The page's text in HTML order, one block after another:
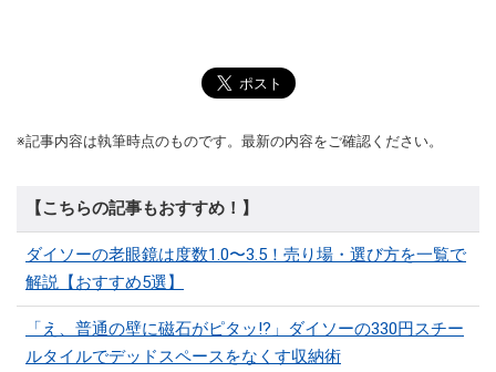
※記事内容は執筆時点のものです。最新の内容をご確認ください。
【こちらの記事もおすすめ！】
ダイソーの老眼鏡は度数1.0〜3.5！売り場・選び方を一覧で
解説【おすすめ5選】
「え、普通の壁に磁石がピタッ!?」ダイソーの330円スチー
ルタイルでデッドスペースをなくす収納術